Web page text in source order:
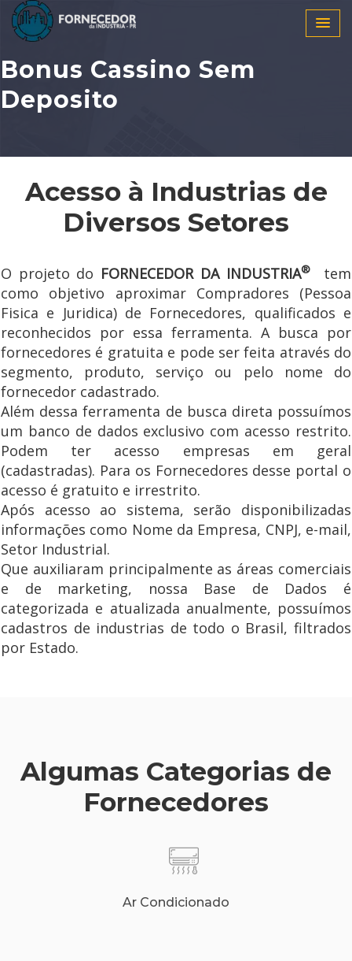
Bonus Cassino Sem
Deposito
Acesso à Industrias de
Diversos Setores
O projeto do FORNECEDOR DA INDUSTRIA®tem
como objetivo aproximar Compradores (Pessoa
Fisica e Juridica) de Fornecedores, qualificados e
reconhecidos por essa ferramenta. A busca por
fornecedores é gratuita e pode ser feita através do
segmento, produto, serviço ou pelo nome do
fornecedor cadastrado.
Além dessa ferramenta de busca direta possuímos
um banco de dados exclusivo com acesso restrito.
Podem ter acesso empresas em geral
(cadastradas). Para os Fornecedores desse portal o
acesso é gratuito e irrestrito.
Após acesso ao sistema, serão disponibilizadas
informações como Nome da Empresa, CNPJ, e-mail,
Setor Industrial.
Que auxiliaram principalmente as áreas comerciais
e de marketing, nossa Base de Dados é
categorizada e atualizada anualmente, possuímos
cadastros de industrias de todo o Brasil, filtrados
por Estado.
Algumas Categorias de
Fornecedores
Ar Condicionado